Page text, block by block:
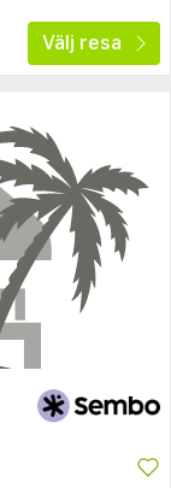
Välj resa